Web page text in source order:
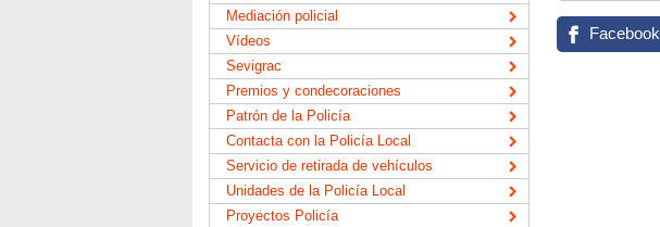
Facebook
Mediación policial
Vídeos
Sevigrac
Premios y condecoraciones
Patrón de la Policía
Contacta con la Policía Local
Servicio de retirada de vehículos
Unidades de la Policía Local
Proyectos Policía